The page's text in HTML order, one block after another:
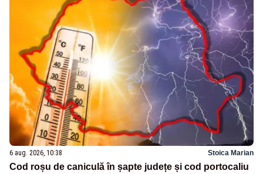
6 aug. 2026, 10:38 Stoica Marian
Cod roșu de caniculă în șapte județe și cod portocaliu